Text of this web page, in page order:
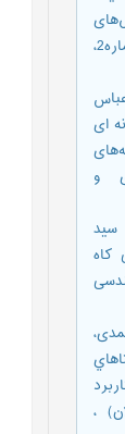
سیاستگذاری و برنامه ریزی انرژی ، سال دوم، شماره2،
ای
و
کاه
،